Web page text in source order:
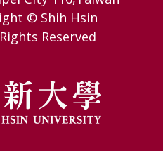
© Shih Hsin
Reserved